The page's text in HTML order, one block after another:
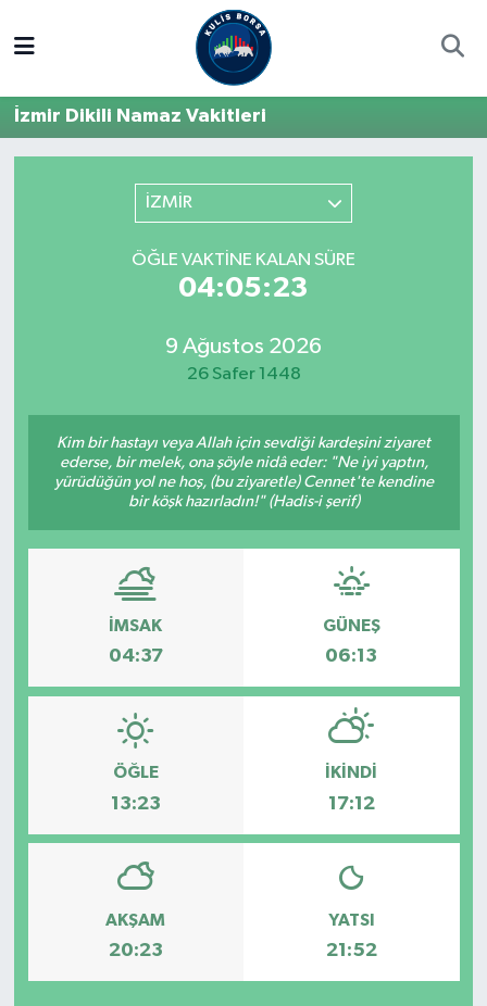
İzmir Dikili Namaz Vakitleri
İZMİR
ÖĞLE VAKTINE KALAN SÜRE
04:05:23
9 Ağustos 2026
26 Safer 1448
Kim bir hastayı veya Allah için sevdiği kardeşini ziyaret
ederse, bir melek, ona şöyle nidâ eder: "Ne iyi yaptın,
yürüdüğün yol ne hoş, (bu ziyaretle) Cennet'te kendine
bir köşk hazırladın!" (Hadis-i şerif)
İMSAK
04:37
GÜNEŞ
06:13
ÖĞLE
13:23
İKINDI
17:12
AKŞAM
20:23
YATSI
21:52
Hisse Yorumu
Kulis Haber
Halka Arzlar
Trafik Durumu
Süper Lig Puan Durumu ve Fikstür
Tüm Manşetler